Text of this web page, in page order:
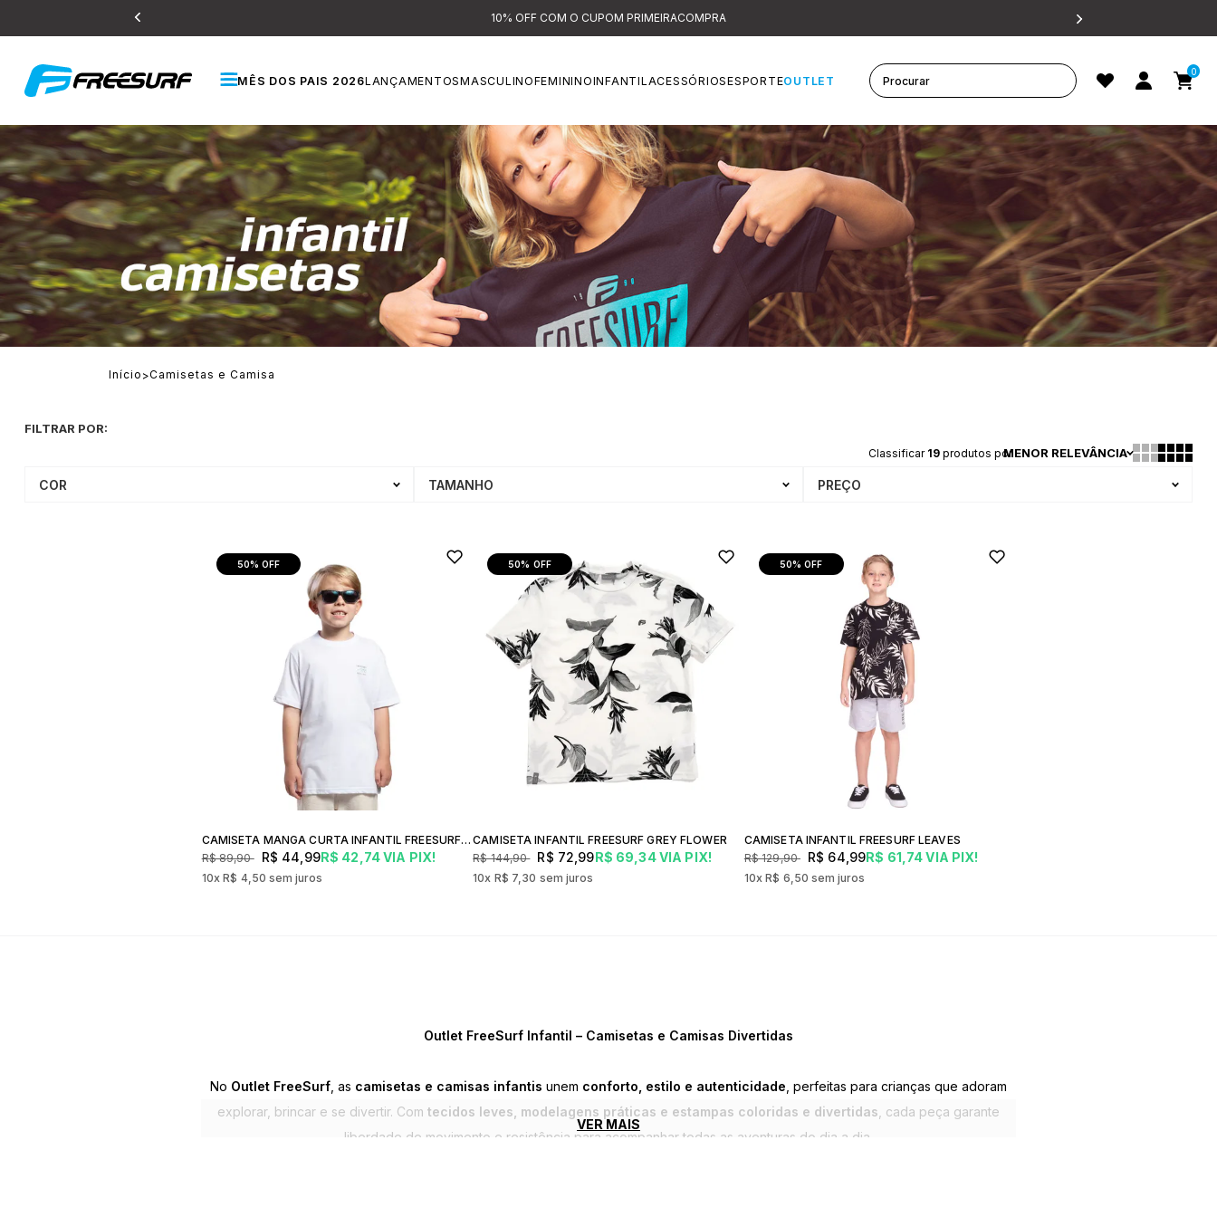
10% OFF COM O CUPOM PRIMEIRACOMPRA
MÊS DOS PAIS 2026LANÇAMENTOSMASCULINOFEMININOINFANTIL ACESSÓRIOSESPORTEOUTLET
0
CAMISETAS E CAMISA
Início Camisetas e Camisa
Classificar 19 produtos porMENOR RELEVÂNCIA
COR TAMANHO PREÇO
50%OFF
CAMISETA MANGA CURTA INFANTIL FREESURF WAVE
R$ 42,74VIA PIX!
R$ 89,90 R$ 44,99
10xR$ 4,50sem juros
50% OFF
CAMISETA INFANTIL FREESURF GREY FLOWER
R$ 69,34VIA PIX!
R$ 144,90 R$ 72,99
10x R$ 7,30 sem juros
50%OFF
CAMISETA INFANTIL FREESURF LEAVES
R$ 61,74VIA PIX!
R$ 129,90 R$ 64,99
10xR$ 6,50sem juros
Outlet FreeSurf Infantil – Camisetas e Camisas Divertidas
No Outlet FreeSurf , as camisetas e camisas infantis unem conforto, estilo e autenticidade , perfeitas para crianças que adoram
explorar, brincar e se divertir. Com tecidos leves, modelagens práticas e estampas coloridas e divertidas , cada peça garante
liberdade de movimento e resistência para acompanhar todas as aventuras do dia a dia.
VER MAIS